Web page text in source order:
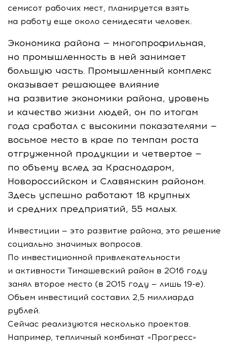
семисот рабочих мест, планируется взять
на работу еще около семидесяти человек.
Экономика района — многопрофильная,
но промышленность в ней занимает
большую часть. Промышленный комплекс
оказывает решающее влияние
на развитие экономики района, уровень
и качество жизни людей, он по итогам
года сработал с высокими показателями —
восьмое место в крае по темпам роста
отгруженной продукции и четвертое —
по объему вслед за Краснодаром,
Новороссийском и Славянским районом.
Здесь успешно работают 18 крупных
и средних предприятий, 55 малых.
Инвестиции — это развитие района, это решение
социально значимых вопросов.
По инвестиционной привлекательности
и активности Тимашевский район в 2016 году
занял второе место (в 2015 году — лишь 19-е).
Объем инвестиций составил 2,5 миллиарда
рублей.
Сейчас реализуются несколько проектов.
Например, тепличный комбинат «Прогресс»